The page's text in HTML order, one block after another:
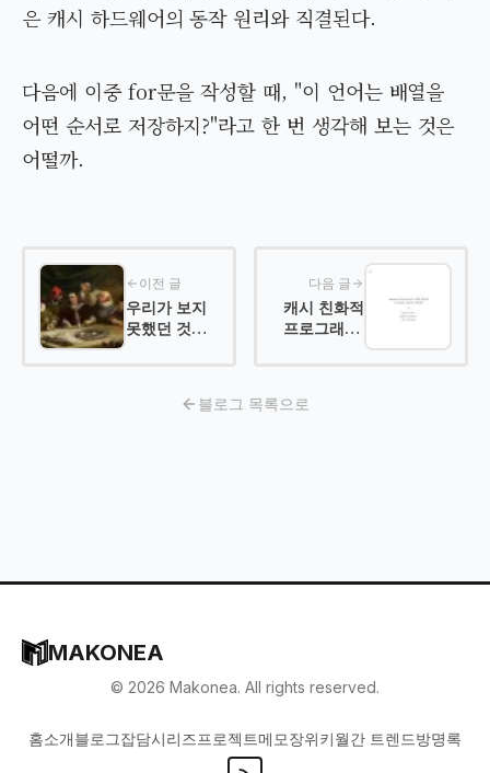
은 캐시 하드웨어의 동작 원리와 직결된다.
다음에 이중 for문을 작성할 때, "이 언어는 배열을
어떤 순서로 저장하지?"라고 한 번 생각해 보는 것은
어떨까.
이전 글
우리가 보지
못했던 것들 -
다음 글
캐시 친화적
프로그래밍:
블로그 목록으로
MAKONEA
© 2026 Makonea. All rights reserved.
홈소개블로그잡담시리즈프로젝트메모장위키월간 트렌드방명록